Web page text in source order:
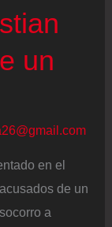
un
en el
de un
a